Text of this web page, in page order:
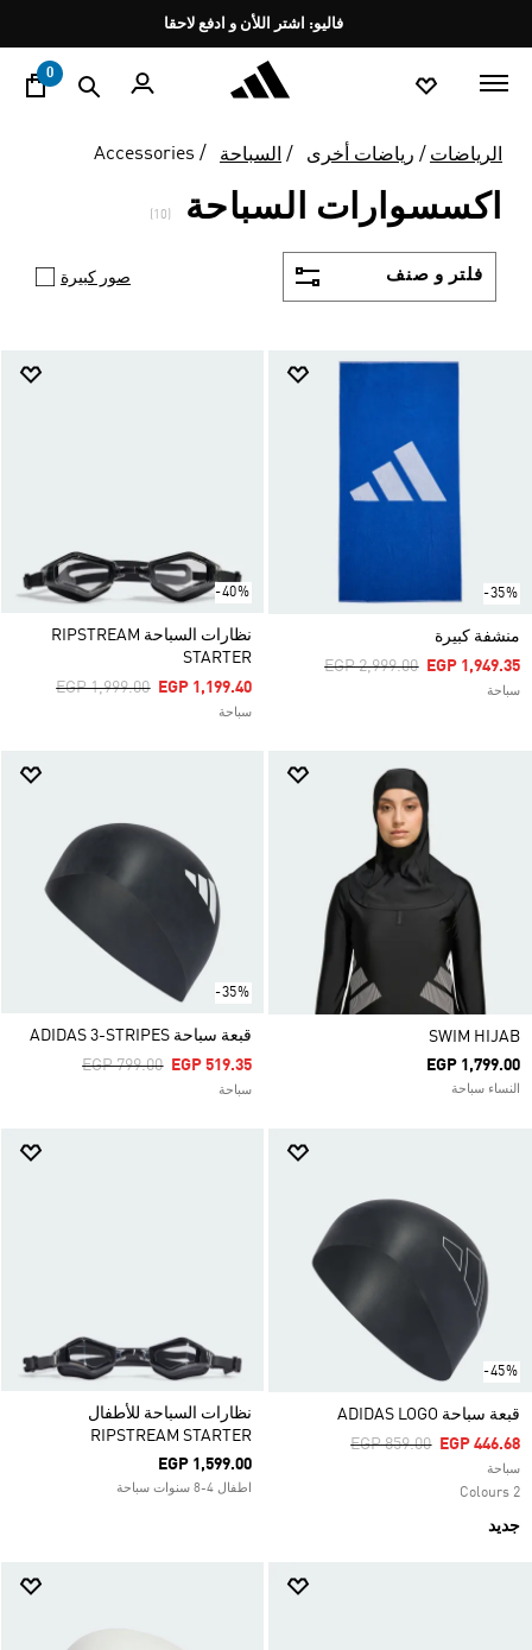
Pause
promotion
rotation
0
الرياضات رياضات أخرى السباحة Accessories
اكسسوارات السباحة
فلتر و صنف صور كبيرة
-35%
منشفة كبيرة
Price Reduced From
EGP 2,999.00ToEGP 1,949.35
سباحة
-40%
نظارات السباحة RIPSTREAM
STARTER
Price Reduced From
EGP 1,999.00ToEGP 1,199.40
سباحة
SWIM HIJAB
EGP 1,799.00
النساء سباحة
-35%
قبعة سباحة ADIDAS 3-STRIPES
Price Reduced From
EGP 799.00ToEGP 519.35
سباحة
-45%
قبعة سباحة ADIDAS LOGO
Price Reduced From
EGP 859.00ToEGP 446.68
سباحة
2 Colours
جديد
نظارات السباحة للأطفال
RIPSTREAM STARTER
EGP 1,599.00
اطفال 4-8 سنوات سباحة